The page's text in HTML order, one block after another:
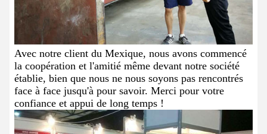
Avec notre client du Mexique, nous avons commencé
la coopération et l'amitié même devant notre société
établie, bien que nous ne nous soyons pas rencontrés
face à face jusqu'à pour savoir. Merci pour votre
confiance et appui de long temps !